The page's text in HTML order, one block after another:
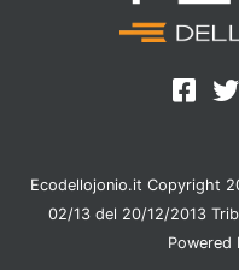
Ecodellojonio.it Copyright
02/13 del 20/12/2013
Powered